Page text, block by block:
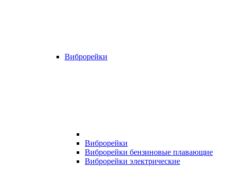
Виброрейки
Виброрейки
Виброрейки бензиновые плавающие
Виброрейки электрические